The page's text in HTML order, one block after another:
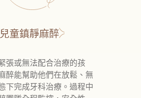
兒童鎮靜麻醉
張或無法配合治療的孩
醉能幫助他們在放鬆、無
下完成牙科治療。過程中